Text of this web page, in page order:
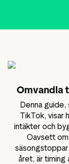
Omvandla
Denna
TikTok, visar
intäkter och
Oavsett
året, är timing